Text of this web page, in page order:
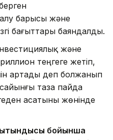
барысы және
бағыттары баяндалды.
және
теңгеге жетіп,
артады деп болжанып
таза пайда
асатыны жөнінде
бойынша